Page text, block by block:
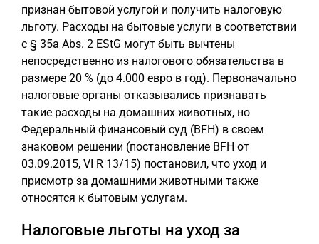
признан бытовой услугой и получить налоговую
льготу. Расходы на бытовые услуги в соответствии
с § 35a Abs. 2 EStG могут быть вычтены
непосредственно из налогового обязательства в
размере 20 % (до 4.000 евро в год). Первоначально
налоговые органы отказывались признавать
такие расходы на домашних животных, но
Федеральный финансовый суд (BFH) в своем
знаковом решении (постановление BFH от
03.09.2015, VI R 13/15) постановил, что уход и
присмотр за домашними животными также
относятся к бытовым услугам.
Налоговые льготы на уход за